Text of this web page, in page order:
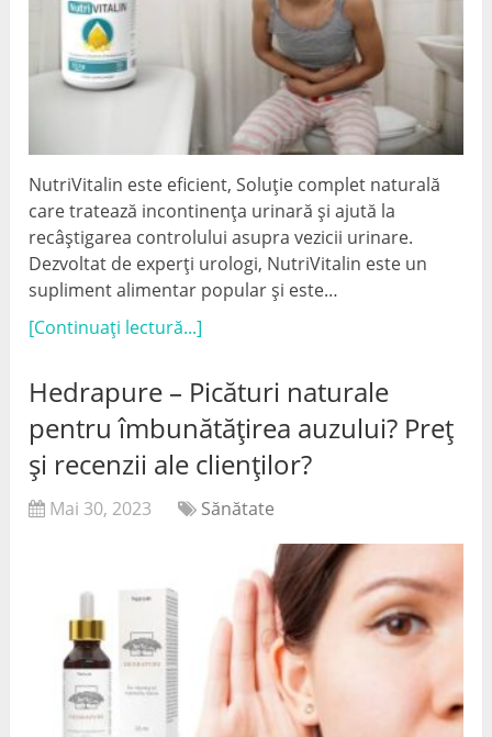
NutriVitalin este eficient, Soluție complet naturală
care tratează incontinența urinară și ajută la
recâștigarea controlului asupra vezicii urinare.
Dezvoltat de experți urologi, NutriVitalin este un
supliment alimentar popular și este…
[Continuați lectură...]
Hedrapure – Picături naturale
pentru îmbunătățirea auzului? Preț
și recenzii ale clienților?
Mai 30, 2023 Sănătate